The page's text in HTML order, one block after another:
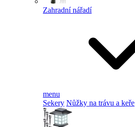
Zahradní nářadí
menu
Sekery Nůžky na trávu a keře